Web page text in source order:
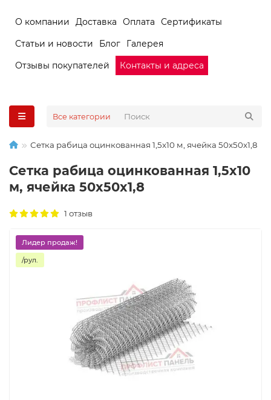
О компании Доставка Оплата
Сертификаты
Статьи и новости
Блог
Галерея
Отзывы покупателей
Контакты и адреса
Все категории
Сетка рабица оцинкованная 1,5x10 м, ячейка 50x50x1,8
Сетка рабица оцинкованная 1,5x10
м, ячейка 50x50x1,8
1 отзыв
Лидер продаж!
/рул.